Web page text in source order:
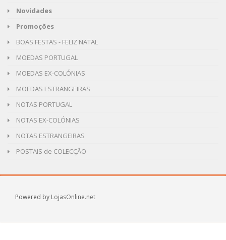
Novidades
Promoções
BOAS FESTAS - FELIZ NATAL
MOEDAS PORTUGAL
MOEDAS EX-COLÓNIAS
MOEDAS ESTRANGEIRAS
NOTAS PORTUGAL
NOTAS EX-COLÓNIAS
NOTAS ESTRANGEIRAS
POSTAIS de COLECÇÃO
Powered by LojasOnline.net